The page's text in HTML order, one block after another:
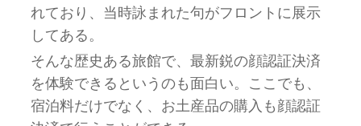
れており、当時詠まれた句がフロントに展示
してある。
そんな歴史ある旅館で、最新鋭の顔認証決済
を体験できるというのも面白い。ここでも、
宿泊料だけでなく、お土産品の購入も顔認証